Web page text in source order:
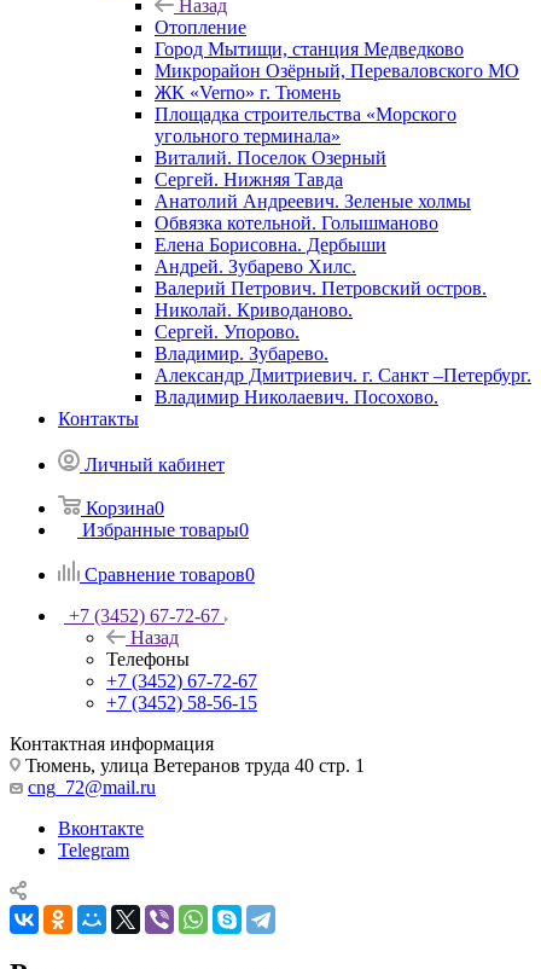
Назад
Отопление
Город Мытищи, станция Медведково
Микрорайон Озёрный, Переваловского МО
ЖК «Verno» г. Тюмень
Площадка строительства «Морского
угольного терминала»
Виталий. Поселок Озерный
Сергей. Нижняя Тавда
Анатолий Андреевич. Зеленые холмы
Обвязка котельной. Голышманово
Елена Борисовна. Дербыши
Андрей. Зубарево Хилс.
Валерий Петрович. Петровский остров.
Николай. Криводаново.
Сергей. Упорово.
Владимир. Зубарево.
Александр Дмитриевич. г. Санкт –Петербург.
Владимир Николаевич. Посохово.
Контакты
Личный кабинет
Корзина0
Избранные товары0
Сравнение товаров0
+7 (3452) 67-72-67
Назад
Телефоны
+7 (3452) 67-72-67
+7 (3452) 58-56-15
Контактная информация
Тюмень, улица Ветеранов труда 40 стр. 1
cng_72@mail.ru
Вконтакте
Telegram